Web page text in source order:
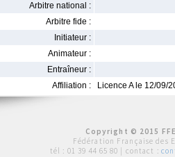
Arbitre national :
Arbitre fide :
Initiateur :
Animateur :
Entraîneur :
Affiliation :
Licence A le 12/09/
Copyright © 2015
Fédération Française des
tél : 01 39 44 65 80 | contact :